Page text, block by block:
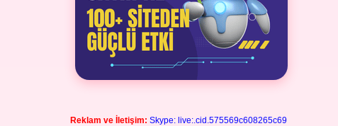
Reklam ve İletişim: Skype: live:.cid.575569c608265c69